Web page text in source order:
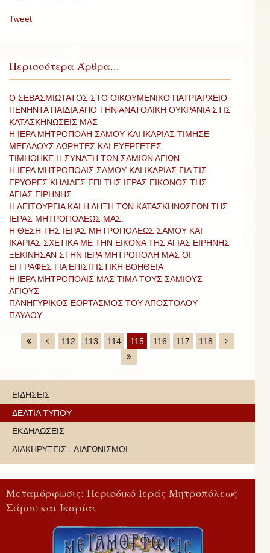
Tweet
Περισσότερα Άρθρα...
O ΣΕΒΑΣΜΙΩΤΑΤΟΣ ΣΤO ΟIΚΟΥΜΕΝΙΚO ΠΑΤΡΙΑΡΧΕIΟ
ΠΕΝΗΝΤΑ ΠΑΙΔΙΑ ΑΠΟ ΤΗΝ ΑΝΑΤΟΛΙΚΗ ΟΥΚΡΑΝΙΑ ΣΤΙΣ
ΚΑΤΑΣΚΗΝΩΣΕΙΣ ΜΑΣ
Η ΙΕΡΑ ΜΗΤΡΟΠΟΛΗ ΣΑΜΟΥ ΚΑΙ ΙΚΑΡΙΑΣ ΤΙΜΗΣΕ
ΜΕΓΑΛΟΥΣ ΔΩΡΗΤΕΣ ΚΑΙ ΕΥΕΡΓΕΤΕΣ
ΤΙΜΗΘΗΚΕ Η ΣΥΝΑΞΗ ΤΩΝ ΣΑΜΙΩΝ ΑΓΙΩΝ
Η ΙΕΡΑ ΜΗΤΡΟΠΟΛΙΣ ΣΑΜΟΥ ΚΑΙ ΙΚΑΡΙΑΣ ΓΙΑ ΤΙΣ
ΕΡΥΘΡΕΣ ΚΗΛΙΔΕΣ ΕΠΙ ΤΗΣ ΙΕΡΑΣ ΕΙΚΟΝΟΣ ΤΗΣ
ΑΓΙΑΣ ΕΙΡΗΝΗΣ
Η ΛΕΙΤΟΥΡΓΙΑ ΚΑΙ Η ΛΗΞΗ ΤΩΝ ΚΑΤΑΣΚΗΝΩΣΕΩΝ ΤΗΣ
ΙΕΡΑΣ ΜΗΤΡΟΠΟΛΕΩΣ ΜΑΣ.
Η ΘΕΣΗ ΤΗΣ ΙΕΡΑΣ ΜΗΤΡΟΠΟΛΕΩΣ ΣΑΜΟΥ ΚΑΙ
ΙΚΑΡΙΑΣ ΣΧΕΤΙΚΑ ΜΕ ΤΗΝ ΕΙΚΟΝΑ ΤΗΣ ΑΓΙΑΣ ΕΙΡΗΝΗΣ
ΞΕΚΙΝΗΣΑΝ ΣΤΗΝ ΙΕΡΑ ΜΗΤΡΟΠΟΛΗ ΜΑΣ ΟΙ
ΕΓΓΡΑΦΕΣ ΓΙΑ ΕΠΙΣΙΤΙΣΤΙΚΗ ΒΟΗΘΕΙΑ
Η ΙΕΡΑ ΜΗΤΡΟΠΟΛΙΣ ΜΑΣ ΤΙΜΑ ΤΟΥΣ ΣΑΜΙΟΥΣ
ΑΓΙΟΥΣ
ΠΑΝΗΓΥΡΙΚΟΣ ΕΟΡΤΑΣΜΟΣ ΤΟΥ ΑΠΟΣΤΟΛΟΥ
ΠΑΥΛΟΥ
112 113 114 115 116 117 118
ΕΙΔΗΣΕΙΣ
ΔΕΛΤΙΑ ΤΥΠΟΥ
ΕΚΔΗΛΩΣΕΙΣ
ΔΙΑΚΗΡΥΞΕΙΣ - ΔΙΑΓΩΝΙΣΜΟΙ
Μεταμόρφωσις: Περιοδικό Ιεράς Μητροπόλεως
Σάμου και Ικαρίας